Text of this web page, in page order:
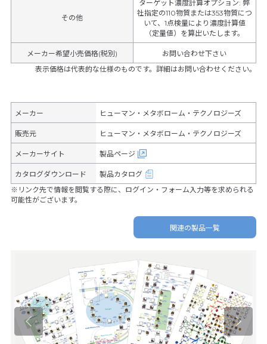
その他
ターゲット濃度計算オプション:弊
社指定の110物質または353物質につ
いて、1点検量により濃度計算値
（定量値）を算出いたします。
メーカー希望小売価格(税別)
お問い合わせ下さい
表示価格は代表的な仕様のものです。詳細はお問い合わせください。
メーカー ヒューマン・メタボローム・テクノロジーズ
販売元 ヒューマン・メタボローム・テクノロジーズ
メーカーサイト 製品ページ
カタログダウンロード
製品カタログ
※リンク先で情報を閲覧する際に、ログイン・フォーム入力等を求められる
可能性がございます。
関連の製品一覧